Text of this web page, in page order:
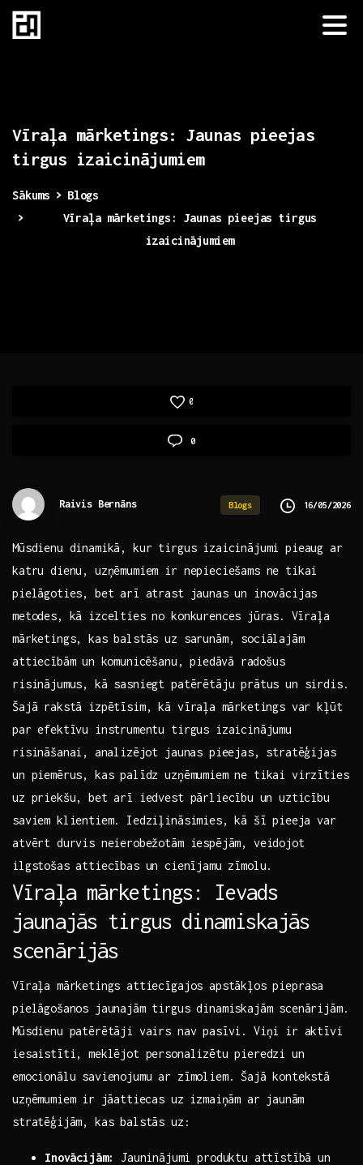
Vīraļa mārketings: Jaunas pieejas
tirgus izaicinājumiem
Sākums
Blogs
Vīraļa mārketings: Jaunas pieejas tirgus
izaicinājumiem
0
0
Raivis Bernāns Blogs 16/05/2026
Mūsdienu‌ dinamikā, kur tirgus izaicinājumi pieaug ar​
katru dienu, uzņēmumiem ‍ir nepieciešams ne tikai‍
pielāgoties, bet arī atrast jaunas un inovācijas
metodes, ‌kā‌ izcelties no konkurences⁣ jūras. ⁢Vīraļa
mārketings, kas balstās uz sarunām,‍ sociālajām
attiecībām un ⁤komunicēšanu, ⁣piedāvā ⁢radošus
risinājumus, kā sasniegt patērētāju prātus un sirdis.
‍Šajā rakstā izpētīsim, kā​ vīraļa⁤ mārketings var kļūt
par‍ efektīvu instrumentu tirgus izaicinājumu
risināšanai,⁤ analizējot jaunas pieejas, stratēģijas
un‍ piemērus, kas ‌palīdz uzņēmumiem ​ne‌ tikai ‍virzīties
uz priekšu, bet arī iedvest pārliecību⁢ un uzticību
saviem klientiem. Iedziļināsimies, ⁢kā šī pieeja var
atvērt durvis neierobežotām iespējām, veidojot
ilgstošas attiecības ‍un⁢ cienījamu zīmolu.
Vīraļa mārketings: Ievads
jaunajās tirgus ⁤dinamiskajās
scenārijās
Vīraļa mārketings attiecīgajos apstākļos pieprasa
pielāgošanos‍ jaunajām​ tirgus dinamiskajām scenārijām.
Mūsdienu patērētāji vairs‌ nav ‍pasīvi. Viņi‌ ir aktīvi⁤
iesaistīti,‌ meklējot personalizētu pieredzi ⁢un⁣
emocionālu savienojumu ar zīmoliem. ‍Šajā kontekstā‍
uzņēmumiem ir⁣ jāattiecas‌ uz izmaiņām⁣ ar jaunām
‍stratēģijām, kas balstās uz:
Inovācijām:
Jauninājumi produktu attīstībā un